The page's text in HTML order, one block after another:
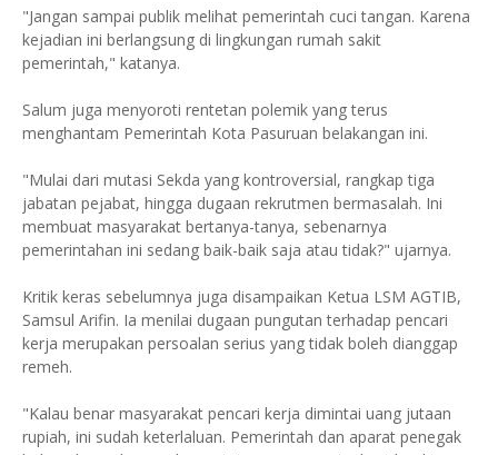
"Jangan sampai publik melihat pemerintah cuci tangan. Karena
kejadian ini berlangsung di lingkungan rumah sakit
pemerintah," katanya.
Salum juga menyoroti rentetan polemik yang terus
menghantam Pemerintah Kota Pasuruan belakangan ini.
"Mulai dari mutasi Sekda yang kontroversial, rangkap tiga
jabatan pejabat, hingga dugaan rekrutmen bermasalah. Ini
membuat masyarakat bertanya-tanya, sebenarnya
pemerintahan ini sedang baik-baik saja atau tidak?" ujarnya.
Kritik keras sebelumnya juga disampaikan Ketua LSM AGTIB,
Samsul Arifin. Ia menilai dugaan pungutan terhadap pencari
kerja merupakan persoalan serius yang tidak boleh dianggap
remeh.
"Kalau benar masyarakat pencari kerja dimintai uang jutaan
rupiah, ini sudah keterlaluan. Pemerintah dan aparat penegak